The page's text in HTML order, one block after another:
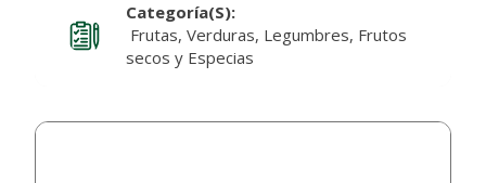
Categoría(s):
Frutas, Verduras, Legumbres, Frutos
secos y Especias